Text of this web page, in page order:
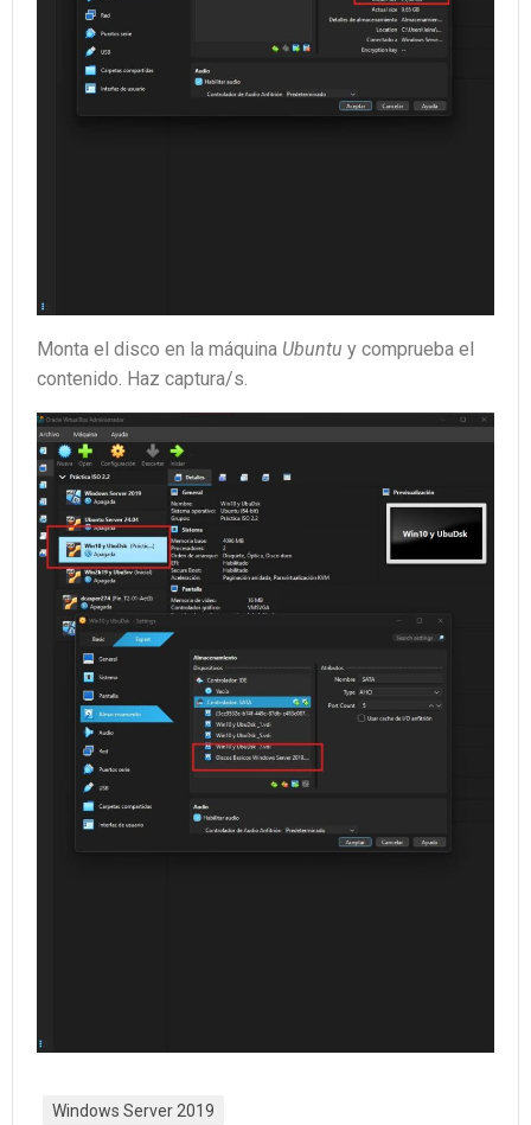
Monta el disco en la máquina Ubuntu y comprueba el
contenido. Haz captura/s.
Windows Server 2019